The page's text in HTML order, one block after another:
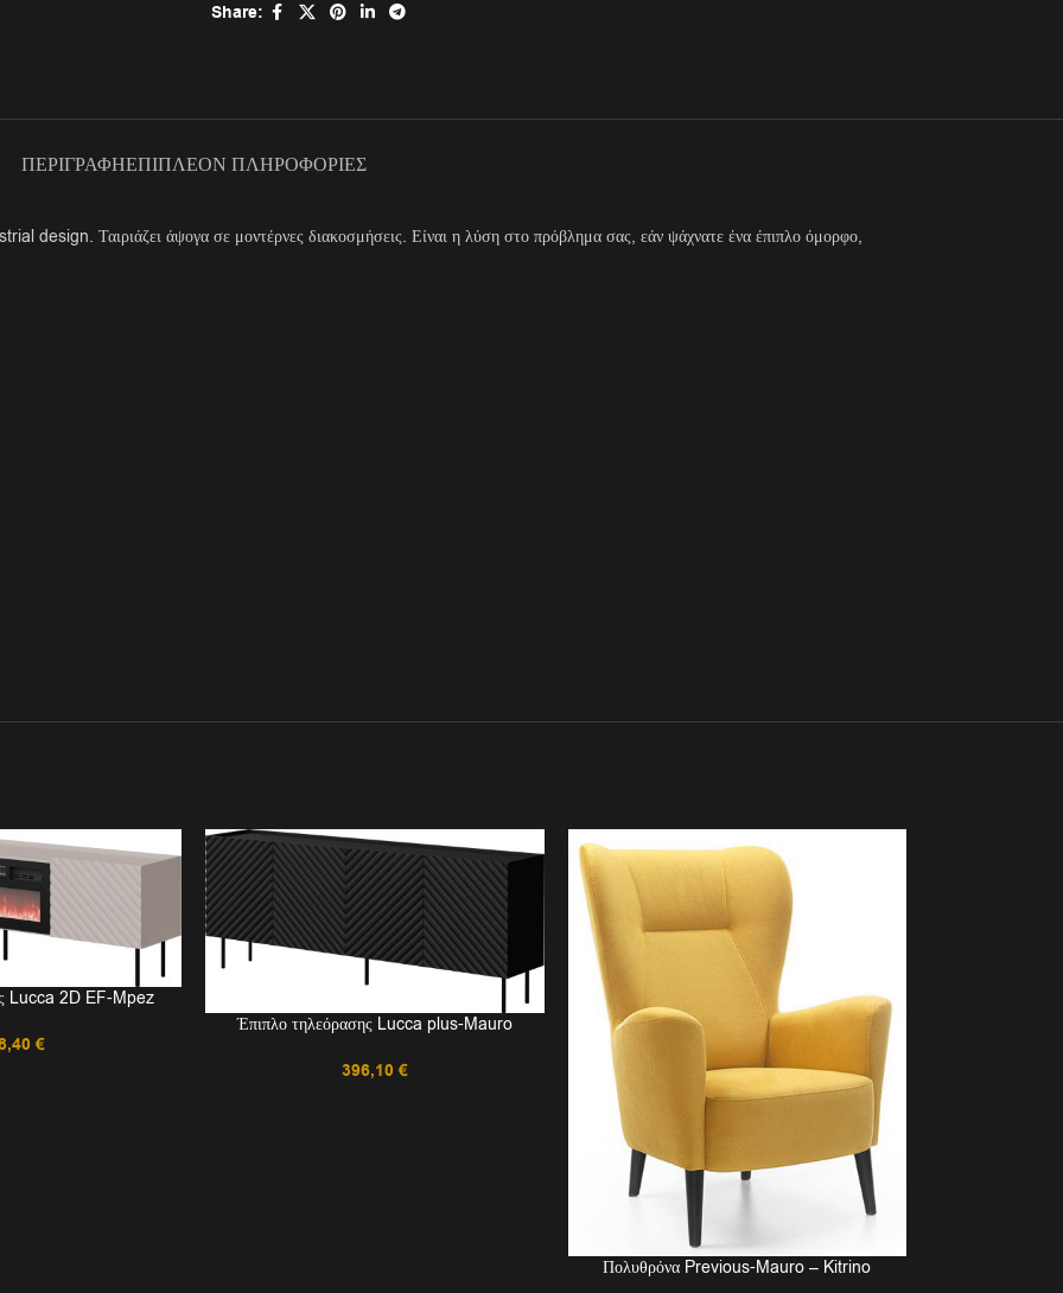
Share:
ΠΕΡΙΓΡΑΦΉΕΠΙΠΛΈΟΝ ΠΛΗΡΟΦΟΡΊΕΣ
design. Ταιριάζει άψογα σε μοντέρνες διακοσμήσεις. Είναι η λύση στο πρόβλημα σας, εάν ψάχνατε ένα έπιπλο όμορφο,
Lucca 2D EF-Mpez
€
Έπιπλο τηλεόρασης Lucca plus-Mauro
396,10 €
Πολυθρόνα Previous-Mauro – Kitrino